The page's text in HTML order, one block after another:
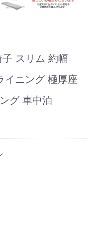
スリム 約幅
イニング 極厚座
グ 車中泊